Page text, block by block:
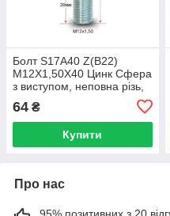
Болт S17A40 Z(B22)
M12X1,50X40 Цинк Сфера
з виступом, неповна різь,
64 ₴
Купити
Про нас